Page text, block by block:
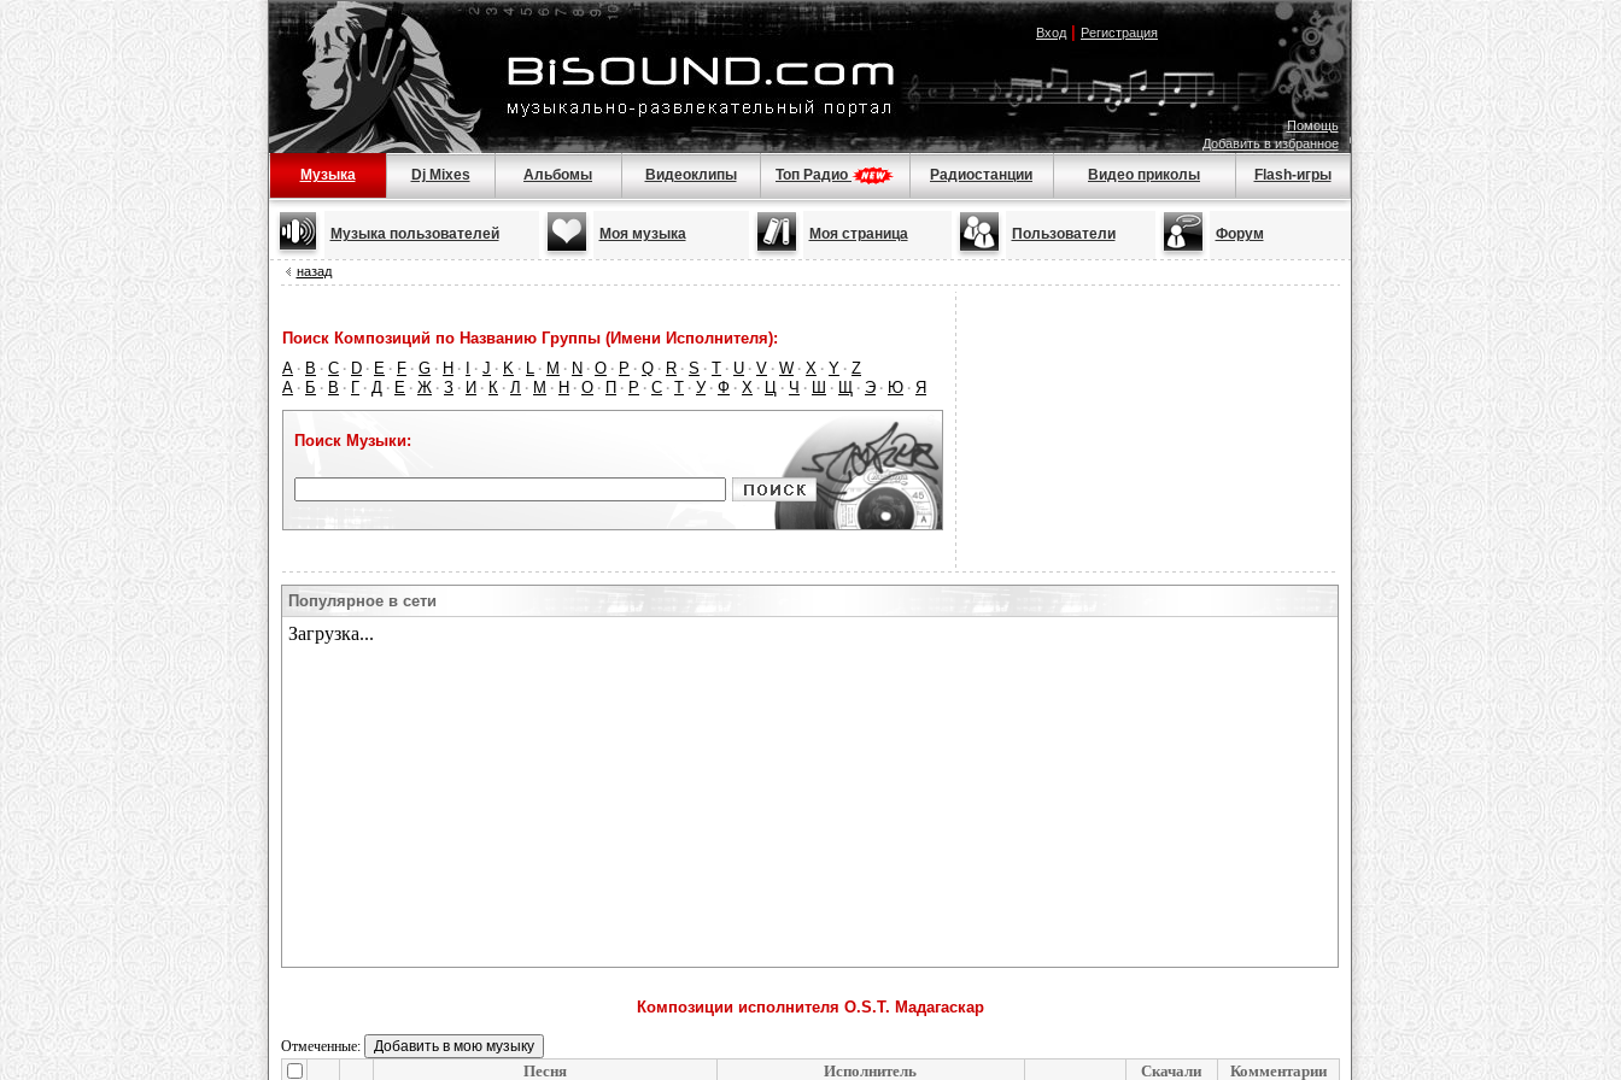
Вход| Регистрация
Помощь
Добавить в избранное
Музыка Dj Mixes Альбомы Видеоклипы Топ Радио Радиостанции Видео приколы Flash-игры
Музыка пользователей Моя музыка Моя страница Пользователи Форум
назад
Поиск Композиций по Названию Группы (Имени Исполнителя):
A · B · C · D · E · F · G · H · · J · K · L · M · N · O · P · Q · R · S · T · U · V · W · X · Y · Z
А · Б · В · Г · Д · Е · Ж · З · И · К · Л · М · Н · О · П · Р · С · Т · У · Ф · Х · Ц · Ч · Ш · Щ · Э · Ю · Я
Поиск Музыки:
Популярное в сети
Композиции исполнителя O.S.T. Мадагаскар
Отмеченные:
Песня Исполнитель Скачали Комментарии